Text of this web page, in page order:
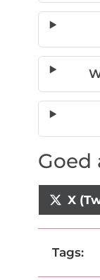
Goed
X
Tags: